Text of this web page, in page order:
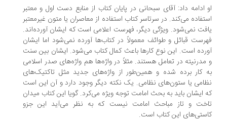
ادامه داد: آقای سبحانی در پایان کتاب از منابع دست اول و معتبر
می‌کند. در سرتاسر کتاب استفاده از معاصران یا متون غیرمعتبر
نمی‌شود. ویژگی دیگر، فهرست اعلامی است که ایشان آورده‌اند.
قبائل و طوائف معمولاً در کتاب‌ها آورده نمی‌شود اما ایشان
است. این نوع کارها باعث کمال کتاب می‌شود. ایشان بین سنت
در تعامل هستند. مثلاً در واژه‌ها هم واژه‌های صدر اسلامی
کار برده شده و همین‌طور از واژه‌های جدید مثل تاکتیک‌های
یا ستون‌های نظامی. یک نکته دیگر وجود دارد و آن این است
ایشان باید به بحث امامت توجه ویژه می‌کرد. گویا این کتاب میدان
و تاز مباحث امامت نیست که به نظر می‌آید این جزو
این کتاب است.